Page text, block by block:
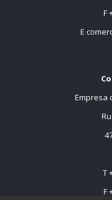
F
E
Empresa
T
F